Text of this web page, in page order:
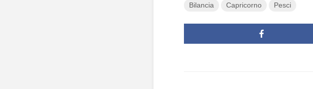
Bilancia Capricorno Pesci